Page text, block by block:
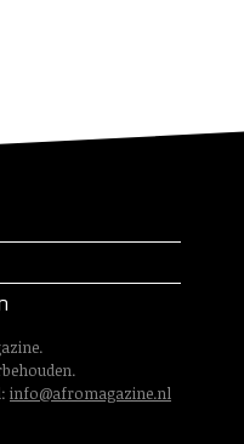
info@afromagazine.nl